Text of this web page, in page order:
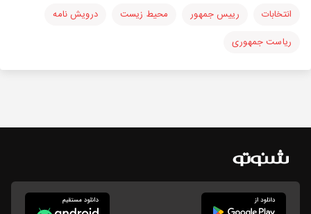
انتخابات رییس جمهور محیط زیست
درویش نامه
ریاست جمهوری